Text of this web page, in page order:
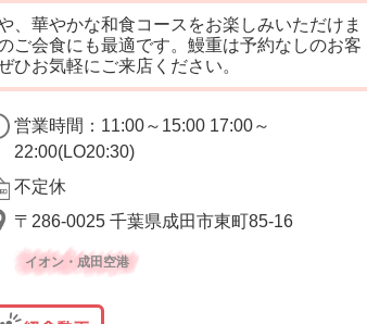
、華やかな和食コースをお楽しみいただけま
ご会食にも最適です。鰻重は予約なしのお客
ひお気軽にご来店ください。
営業時間：11:00～15:00 17:00～
22:00(LO20:30)
不定休
〒286-0025 千葉県成田市東町85-16
イオン・成田空港